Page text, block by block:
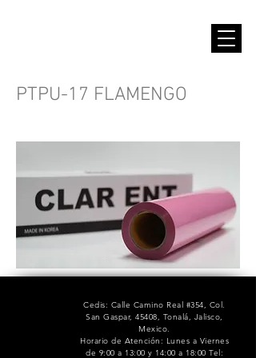
PTPU-17 FLAMENGO
Cedis: Calle Camino Real #354, Col.
San Gaspar, 45408, Tonalá, Jalisco,
Mexico.
Horario de Atención: Lunes a Viernes
de 9:00 a 13:00 y 14:00 a 18:00 Tel: